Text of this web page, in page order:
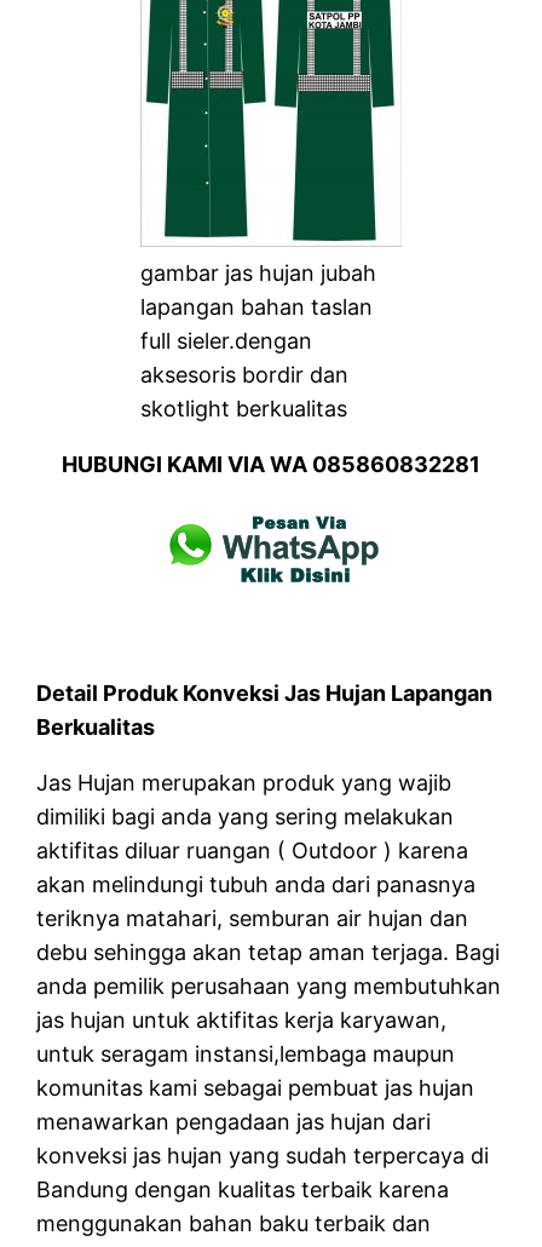
gambar jas hujan jubah
lapangan bahan taslan
full sieler.dengan
aksesoris bordir dan
skotlight berkualitas
HUBUNGI KAMI VIA WA 085860832281
Detail Produk Konveksi Jas Hujan Lapangan
Berkualitas
Jas Hujan merupakan produk yang wajib
dimiliki bagi anda yang sering melakukan
aktifitas diluar ruangan ( Outdoor ) karena
akan melindungi tubuh anda dari panasnya
teriknya matahari, semburan air hujan dan
debu sehingga akan tetap aman terjaga. Bagi
anda pemilik perusahaan yang membutuhkan
jas hujan untuk aktifitas kerja karyawan,
untuk seragam instansi,lembaga maupun
komunitas kami sebagai pembuat jas hujan
menawarkan pengadaan jas hujan dari
konveksi jas hujan yang sudah terpercaya di
Bandung dengan kualitas terbaik karena
menggunakan bahan baku terbaik dan